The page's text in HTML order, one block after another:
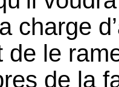
charge
de le
de la